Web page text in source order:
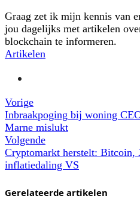
Graag zet ik mijn kennis van
jou dagelijks met artikelen
blockchain te informeren.
Artikelen
Vorige
Inbraakpoging bij woning
Marne mislukt
Volgende
Cryptomarkt herstelt: Bitcoin,
inflatiedaling VS
Gerelateerde artikelen